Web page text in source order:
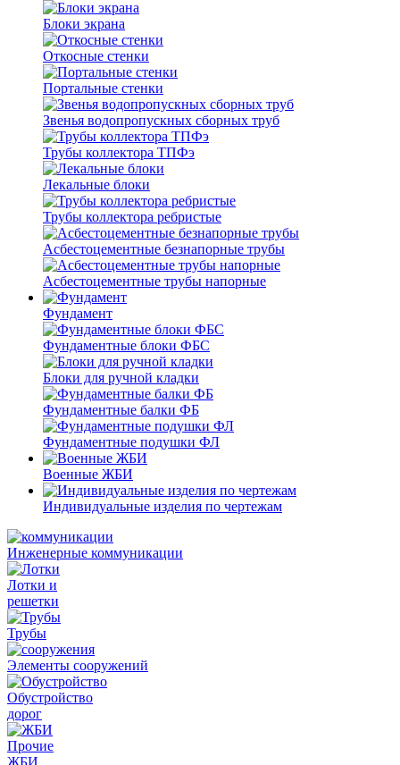
Блоки экрана
Откосные стенки
Портальные стенки
Звенья водопропускных сборных труб
Трубы коллектора ТПФэ
Лекальные блоки
Трубы коллектора ребристые
Асбестоцементные безнапорные трубы
Асбестоцементные трубы напорные
Фундамент
Фундаментные блоки ФБС
Блоки для ручной кладки
Фундаментные балки ФБ
Фундаментные подушки ФЛ
Военные ЖБИ
Индивидуальные изделия по чертежам
Инженерные коммуникации
Лотки и
решетки
Трубы
Элементы сооружений
Обустройство
дорог
Прочие